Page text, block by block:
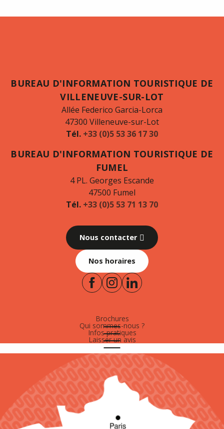
BUREAU D'INFORMATION TOURISTIQUE DE
VILLENEUVE-SUR-LOT
Allée Federico Garcia-Lorca
47300 Villeneuve-sur-Lot
Tél. +33 (0)5 53 36 17 30
BUREAU D'INFORMATION TOURISTIQUE DE
FUMEL
4 PL. Georges Escande
47500 Fumel
Tél. +33 (0)5 53 71 13 70
Nous contacter
Nos horaires
Brochures
Qui sommes-nous ?
Infos pratiques
Laisser un avis